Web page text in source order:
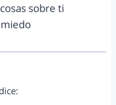
sobre ti
dice: